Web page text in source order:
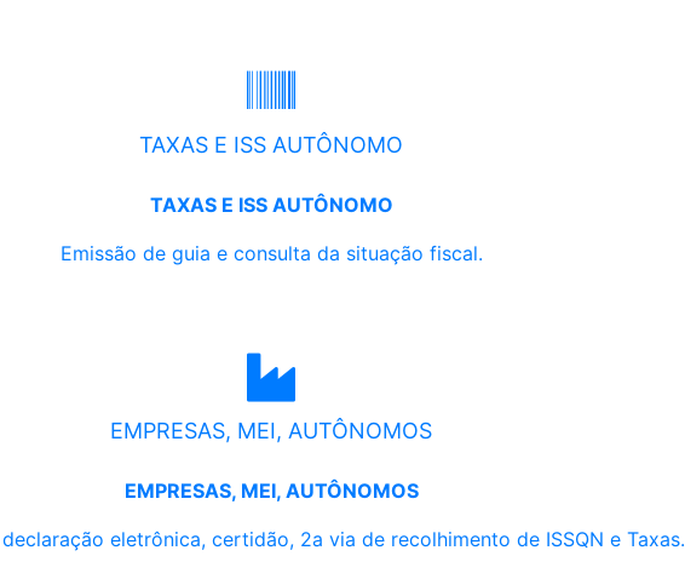
TAXAS E ISS AUTÔNOMO
TAXAS E ISS AUTÔNOMO
Emissão de guia e consulta da situação fiscal.
EMPRESAS, MEI, AUTÔNOMOS
EMPRESAS, MEI, AUTÔNOMOS
eletrônica, certidão, 2a via de recolhimento de ISSQN e Taxas.